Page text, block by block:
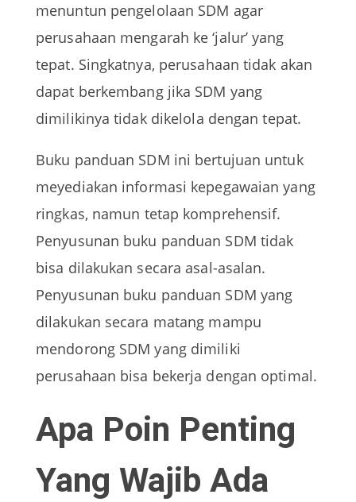
menuntun pengelolaan SDM agar
perusahaan mengarah ke ‘jalur’ yang
tepat. Singkatnya, perusahaan tidak akan
dapat berkembang jika SDM yang
dimilikinya tidak dikelola dengan tepat.
Buku panduan SDM ini bertujuan untuk
meyediakan informasi kepegawaian yang
ringkas, namun tetap komprehensif.
Penyusunan buku panduan SDM tidak
bisa dilakukan secara asal-asalan.
Penyusunan buku panduan SDM yang
dilakukan secara matang mampu
mendorong SDM yang dimiliki
perusahaan bisa bekerja dengan optimal.
Apa Poin Penting
Yang Wajib Ada